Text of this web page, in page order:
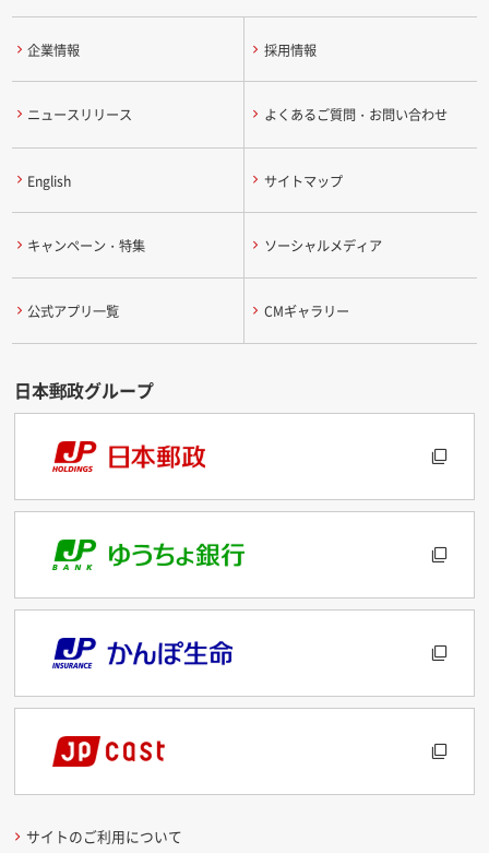
企業情報 採用情報
ニュースリリース よくあるご質問・お問い合わせ
English サイトマップ
キャンペーン・特集 ソーシャルメディア
公式アプリ一覧 CMギャラリー
サイトのご利用について